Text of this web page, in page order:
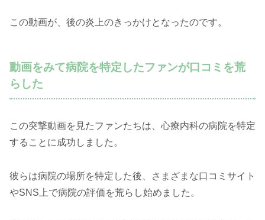
この動画が、後の炎上のきっかけとなったのです。
動画をみて病院を特定したファンが口コミを荒
らした
この突撃動画を見たファンたちは、心療内科の病院を特定
することに成功しました。
彼らは病院の場所を特定した後、さまざまな口コミサイト
やSNS上で病院の評価を荒らし始めました。